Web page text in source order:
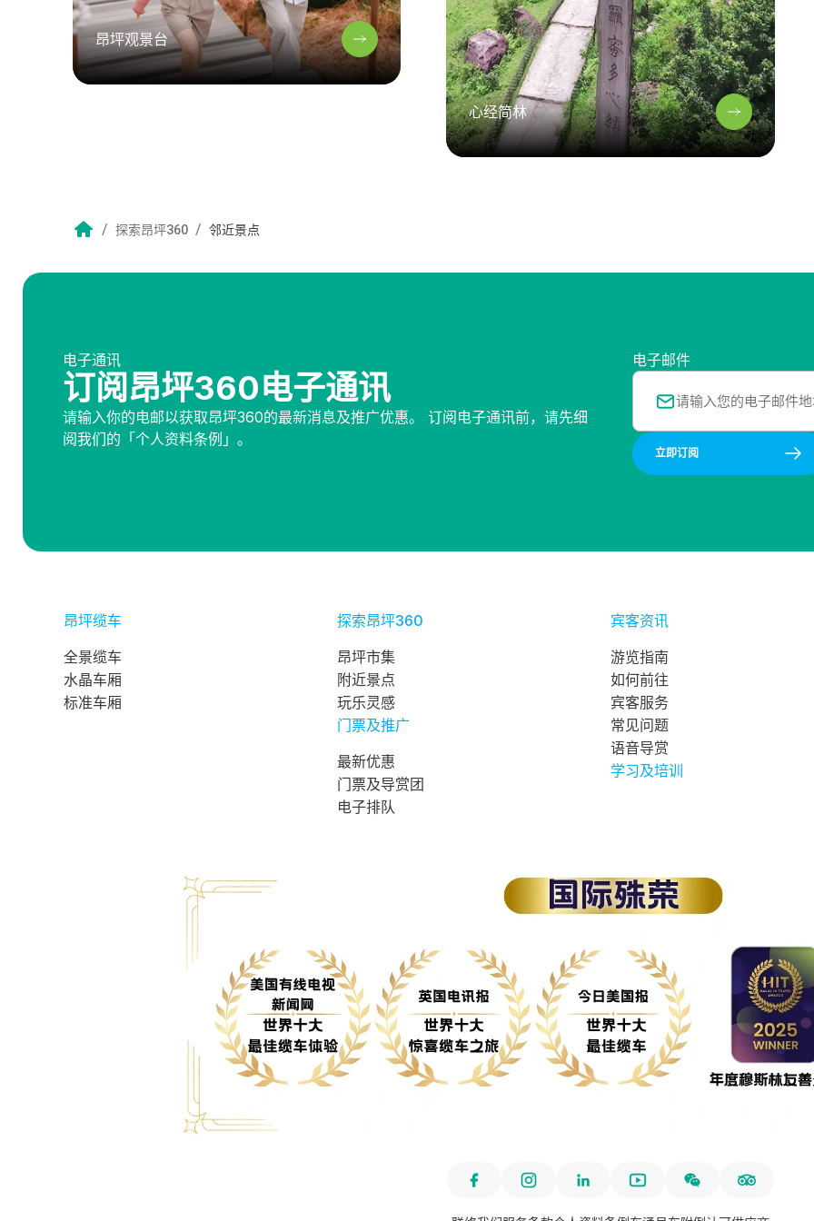
昂坪观景台
心经简林
/ 探索昂坪360 / 邻近景点
电子通讯
订阅昂坪360电子通讯
请输入你的电邮以获取昂坪360的最新消息及推广优惠。 订阅电子通讯前，请先细
阅我们的「个人资料条例」。
电子邮件
立即订阅
昂坪缆车
全景缆车
水晶车厢
标准车厢
探索昂坪360
昂坪市集
附近景点
玩乐灵感
门票及推广
最新优惠
门票及导赏团
电子排队
宾客资讯
游览指南
如何前往
宾客服务
常见问题
语音导赏
学习及培训